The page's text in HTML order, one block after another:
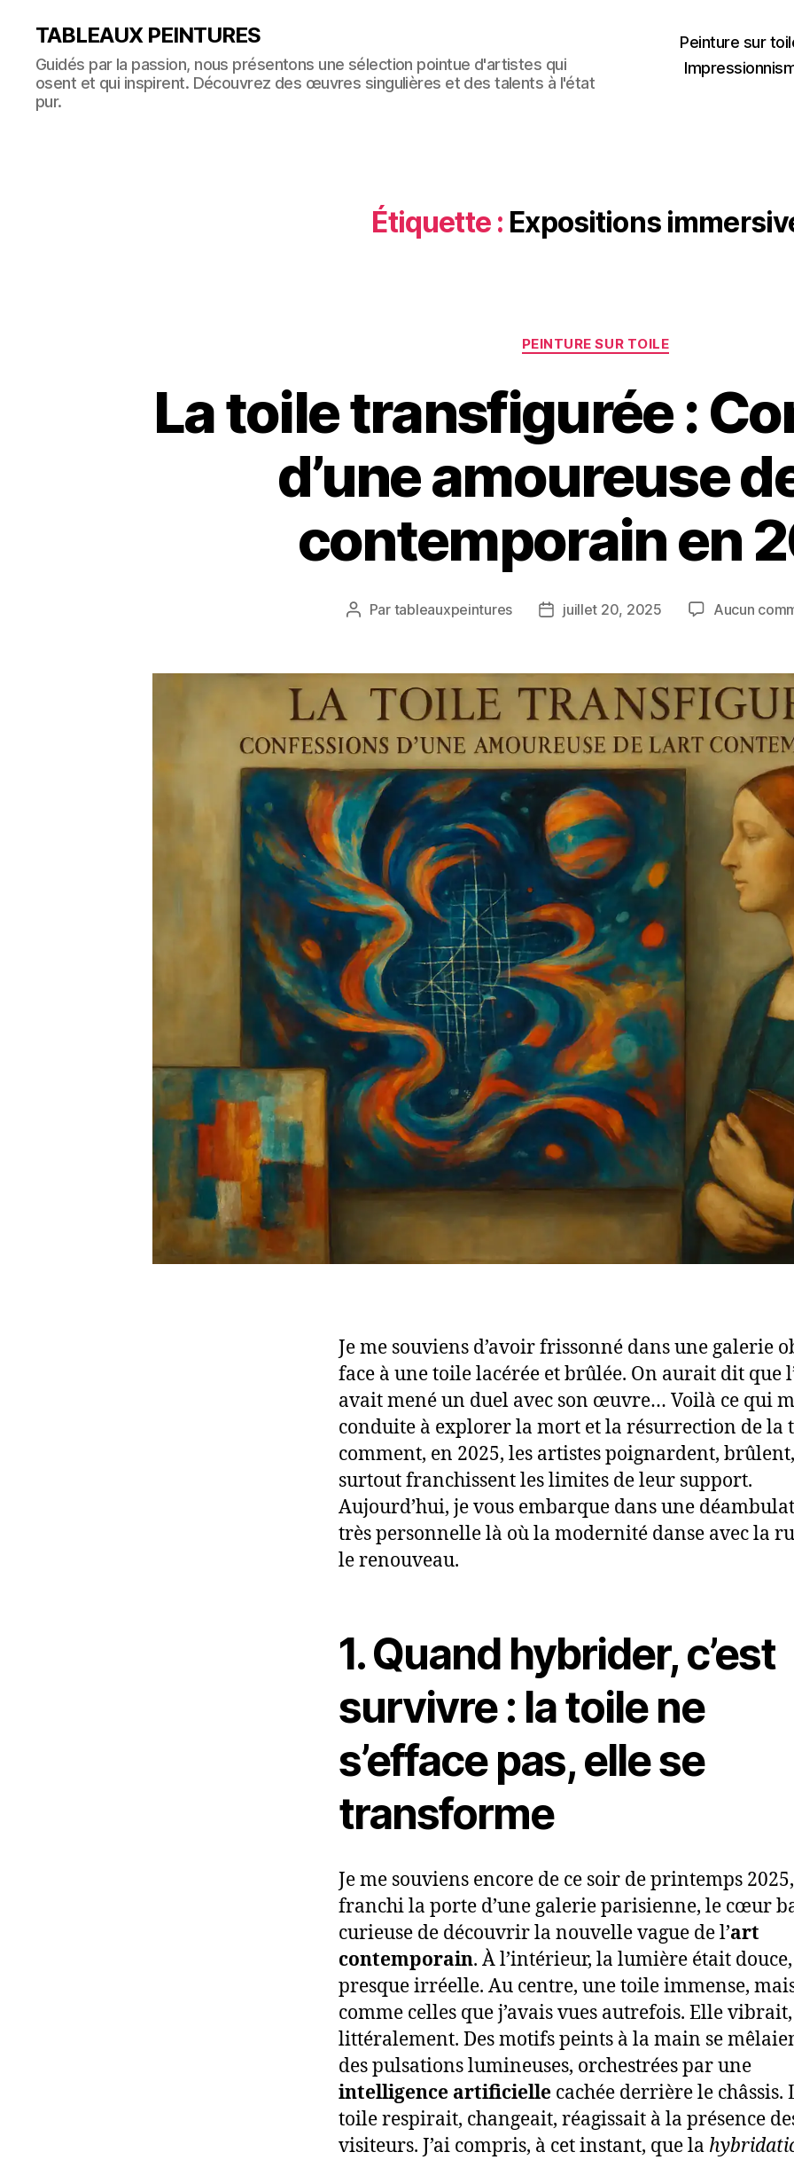
TABLEAUX PEINTURES
Guidés par la passion, nous présentons une sélection pointue d'artistes qui
osent et qui inspirent. Découvrez des œuvres singulières et des talents à l'état
pur.
Peinture sur
Étiquette : Expositions
Catégories
PEINTURE SUR TOILE
La toile transfigurée :
d’une amoureuse
contemporain en
Auteur
Par tableauxpeintures
Datejuillet 20, 2025 Aucun
Je me souviens d’avoir frissonné dans une galerie
face à une toile lacérée et brûlée. On aurait dit que
avait mené un duel avec son œuvre… Voilà ce qui
conduite à explorer la mort et la résurrection de la
comment, en 2025, les artistes poignardent,
surtout franchissent les limites de leur support.
Aujourd’hui, je vous embarque dans une
très personnelle là où la modernité danse avec la
le renouveau.
1. Quand hybrider, c’est
survivre : la toile ne
s’efface pas, elle se
transforme
Je me souviens encore de ce soir de printemps
franchi la porte d’une galerie parisienne, le cœur
curieuse de découvrir la nouvelle vague de l’art
contemporain. À l’intérieur, la lumière était douce,
presque irréelle. Au centre, une toile immense,
comme celles que j’avais vues autrefois. Elle vibrait,
littéralement. Des motifs peints à la main se
des pulsations lumineuses, orchestrées par une
intelligence artificielle cachée derrière le châssis.
toile respirait, changeait, réagissait à la présence
visiteurs. J’ai compris, à cet instant, que la